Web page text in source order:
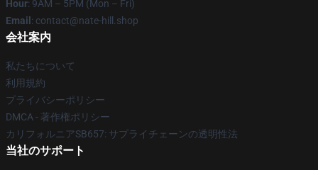
Hour: 9AM – 5PM (Mon – Fri)
Email : contact@nate-hill.shop
会社案内
私たちについて
利用規約
プライバシーポリシー
DMCA - 著作権ポリシー
カリフォルニアSB657: サプライチェーンの透明性法
当社のサポート